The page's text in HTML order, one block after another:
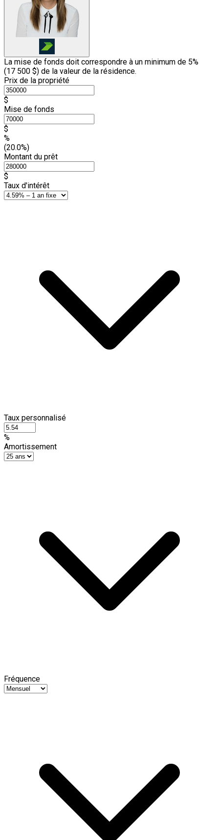
La mise de fonds doit correspondre à un minimum de 5%
(17 500 $) de la valeur de la résidence.
Prix de la propriété
$
Mise de fonds
$
%
(20.0%)
Montant du prêt
$
Taux d'intérêt
Taux personnalisé
%
Amortissement
Fréquence